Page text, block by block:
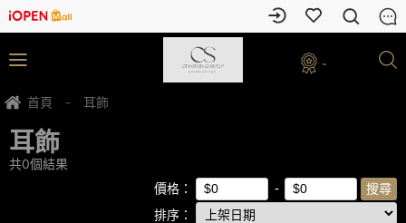
-
首頁 - 耳飾
耳飾
共0個結果
價格：
排序：